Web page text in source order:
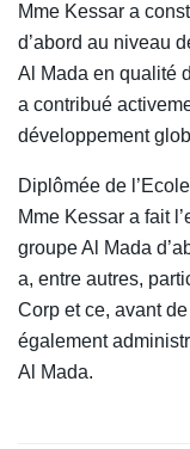
Mme Kessar a
d’abord au niveau
Al Mada en qualité
a contribué
développement
Diplômée de
Mme Kessar a fait
groupe Al Mada
a, entre autres,
Corp et ce, avant
également
Al Mada.